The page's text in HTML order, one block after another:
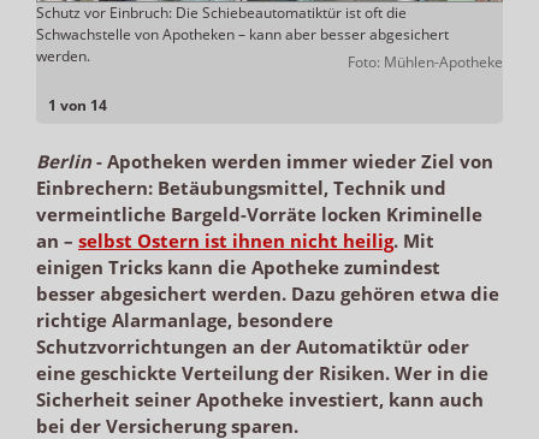
1 von 14
Schutz vor Einbruch: Die Schiebeautomatiktür ist oft die
Schwachstelle von Apotheken – kann aber besser abgesichert
werden.
Foto: Mühlen-Apotheke
Berlin- Apotheken werden immer wieder Ziel von
Einbrechern: Betäubungsmittel, Technik und
vermeintliche Bargeld-Vorräte locken Kriminelle
an – selbst Ostern ist ihnen nicht heilig. Mit
einigen Tricks kann die Apotheke zumindest
besser abgesichert werden. Dazu gehören etwa die
richtige Alarmanlage, besondere
Schutzvorrichtungen an der Automatiktür oder
eine geschickte Verteilung der Risiken. Wer in die
Sicherheit seiner Apotheke investiert, kann auch
bei der Versicherung sparen.